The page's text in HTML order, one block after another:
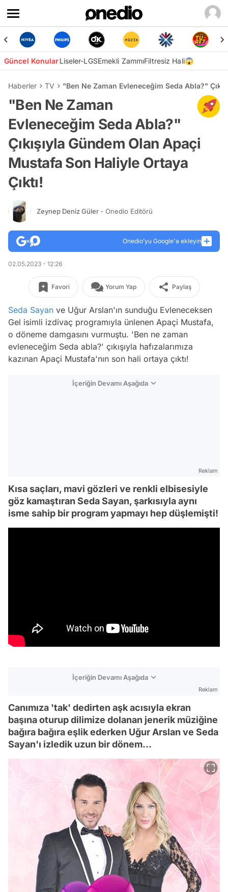
Güncel KonularLiseler-LGSEmekli ZammıFiltresiz Hali😱
Haberler TV "Ben Ne Zaman Evleneceğim Seda Abla?"
"Ben Ne Zaman
Evleneceğim Seda Abla?"
Çıkışıyla Gündem Olan Apaçi
Mustafa Son Haliyle Ortaya
Çıktı!
Zeynep Deniz Güler - Onedio Editörü
Onedio’yu Google'a ekleyin
02.05.2023 - 12:26
Favori Yorum Yap Paylaş
Seda Sayan ve Uğur Arslan'ın sunduğu Evleneceksen
Gel isimli izdivaç programıyla ünlenen Apaçi Mustafa,
o döneme damgasını vurmuştu. 'Ben ne zaman
evleneceğim Seda abla?' çıkışıyla hafızalarımıza
kazınan Apaçi Mustafa'nın son hali ortaya çıktı!
İçeriğin Devamı Aşağıda
Reklam
Kısa saçları, mavi gözleri ve renkli elbisesiyle
göz kamaştıran Seda Sayan, şarkısıyla aynı
isme sahip bir program yapmayı hep düşlemişti!
İçeriğin Devamı Aşağıda
Reklam
Canımıza 'tak' dedirten aşk acısıyla ekran
başına oturup dilimize dolanan jenerik müziğine
bağıra bağıra eşlik ederken Uğur Arslan ve Seda
Sayan'ı izledik uzun bir dönem...